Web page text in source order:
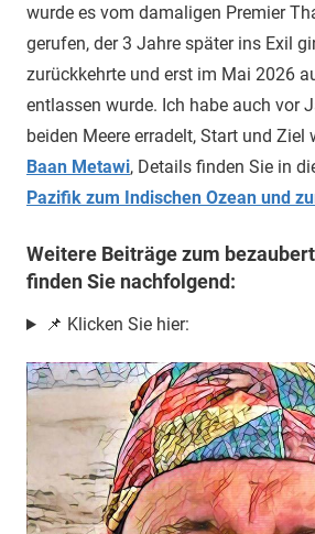
wurde es vom damaligen Premier
gerufen, der 3 Jahre später ins Exil
zurückkehrte und erst im Mai 2026
entlassen wurde. Ich habe auch vor
beiden Meere erradelt, Start und Ziel
Baan Metawi, Details finden Sie in
Pazifik zum Indischen Ozean und
Weitere Beiträge zum
finden Sie nachfolgend:
📌 Klicken Sie hier: